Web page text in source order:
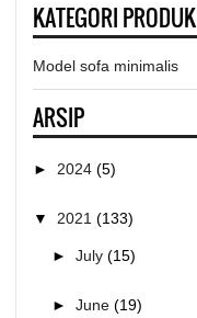
KATEGORI PRODUK
Model sofa minimalis
ARSIP
► 2024 (5)
▼ 2021 (133)
► July (15)
► June (19)